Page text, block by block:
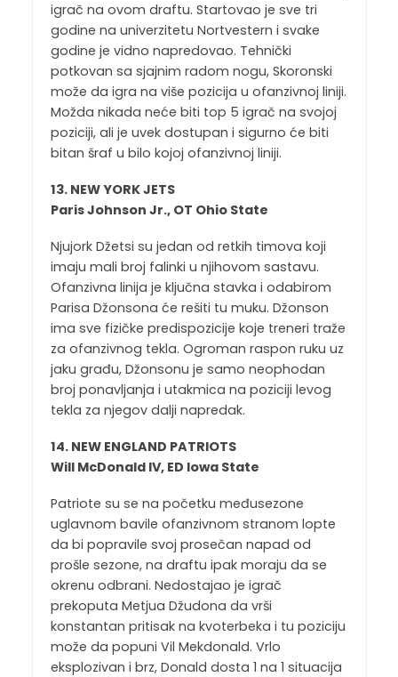
igrač na ovom draftu. Startovao je sve tri
godine na univerzitetu Nortvestern i svake
godine je vidno napredovao. Tehnički
potkovan sa sjajnim radom nogu, Skoronski
može da igra na više pozicija u ofanzivnoj liniji.
Možda nikada neće biti top 5 igrač na svojoj
poziciji, ali je uvek dostupan i sigurno će biti
bitan šraf u bilo kojoj ofanzivnoj liniji.
13. NEW YORK JETS
Paris Johnson Jr., OT Ohio State
Njujork Džetsi su jedan od retkih timova koji
imaju mali broj falinki u njihovom sastavu.
Ofanzivna linija je ključna stavka i odabirom
Parisa Džonsona će rešiti tu muku. Džonson
ima sve fizičke predispozicije koje treneri traže
za ofanzivnog tekla. Ogroman raspon ruku uz
jaku građu, Džonsonu je samo neophodan
broj ponavljanja i utakmica na poziciji levog
tekla za njegov dalji napredak.
14. NEW ENGLAND PATRIOTS
Will McDonald IV, ED lowa State
Patriote su se na početku međusezone
uglavnom bavile ofanzivnom stranom lopte
da bi popravile svoj prosečan napad od
prošle sezone, na draftu ipak moraju da se
okrenu odbrani. Nedostajao je igrač
prekoputa Metjua Džudona da vrši
konstantan pritisak na kvoterbeka i tu poziciju
može da popuni Vil Mekdonald. Vrlo
eksplozivan i brz, Donald dosta 1 na 1 situacija